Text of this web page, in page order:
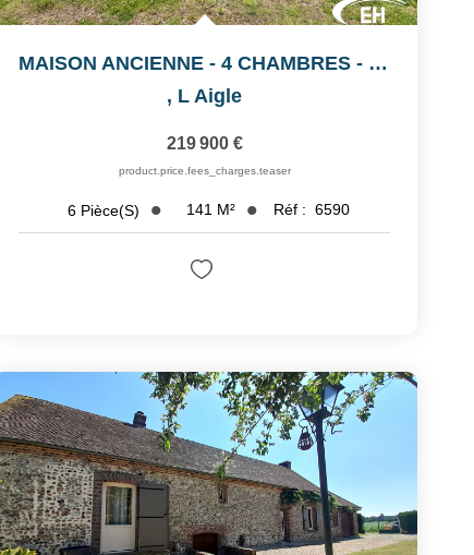
MAISON ANCIENNE - 4 CHAMBRES - TERRAIN 9 630 M²
, L Aigle
219 900 €
product.price.fees_charges.teaser
6 Pièce(s) 141 M² Réf : 6590